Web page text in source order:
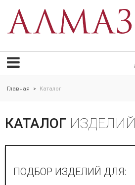
Главная > Каталог
КАТАЛОГ ИЗДЕЛИЙ
ПОДБОР ИЗДЕЛИЙ ДЛЯ: